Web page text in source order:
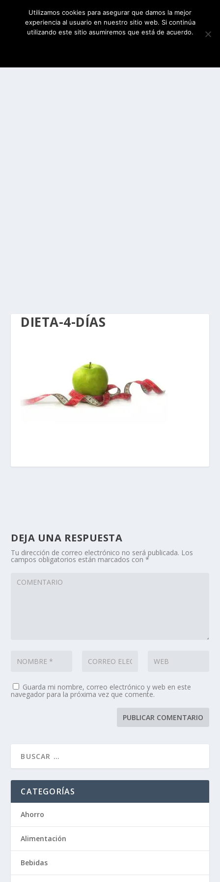
DIETA-4-DÍAS
DEJA UNA RESPUESTA
Tu dirección de correo electrónico no será publicada. Los
campos obligatorios están marcados con*
Guarda mi nombre, correo electrónico y web en este
navegador para la próxima vez que comente.
CATEGORÍAS
Ahorro
Alimentación
Bebidas
Utilizamos cookies para asegurar que damos la mejor
experiencia al usuario en nuestro sitio web. Si continúa
utilizando este sitio asumiremos que está de acuerdo.